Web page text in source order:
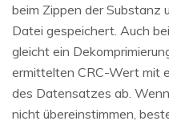
beim Zippen der Substanz
Datei gespeichert. Auch
gleicht ein
ermittelten CRC-Wert mit
des Datensatzes ab.
nicht übereinstimmen,